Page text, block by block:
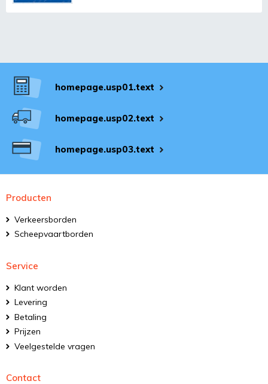
homepage.usp01.text
homepage.usp02.text
homepage.usp03.text
Producten
Verkeersborden
Scheepvaartborden
Service
Klant worden
Levering
Betaling
Prijzen
Veelgestelde vragen
Contact